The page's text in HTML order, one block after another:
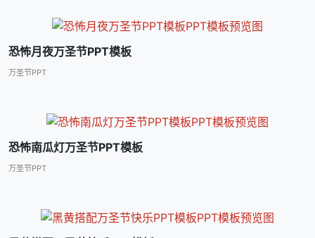
恐怖月夜万圣节PPT模板
万圣节PPT
恐怖南瓜灯万圣节PPT模板
万圣节PPT